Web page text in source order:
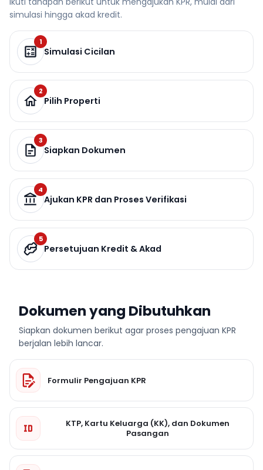
simulasi hingga akad kredit.
1
Simulasi Cicilan
2
Pilih Properti
3
Siapkan Dokumen
4
Ajukan KPR dan Proses Verifikasi
5
Persetujuan Kredit & Akad
Dokumen yang Dibutuhkan
Siapkan dokumen berikut agar proses pengajuan KPR
berjalan lebih lancar.
Formulir Pengajuan KPR
KTP, Kartu Keluarga (KK), dan Dokumen
Pasangan